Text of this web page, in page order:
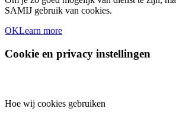
SAMIJ gebruik van cookies.
OKLearn more
Cookie en privacy instellingen
Hoe wij cookies gebruiken